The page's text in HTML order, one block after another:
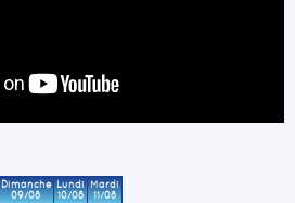
Dimanche
09/08
Lundi
10/08
Mardi
11/08